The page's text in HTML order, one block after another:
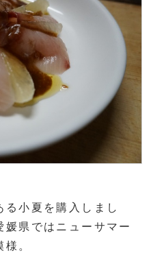
小夏を購入しまし
媛県ではニューサマー
。